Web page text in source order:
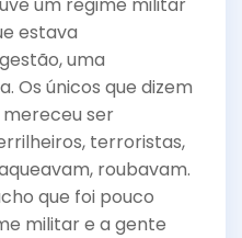
estava
uma
Os únicos que dizem
ser
terroristas,
roubavam.
que foi pouco
militar e a gente